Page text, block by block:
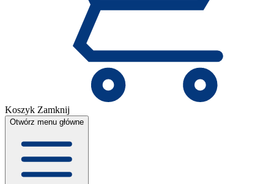
Koszyk Zamknij
Otwórz menu główne